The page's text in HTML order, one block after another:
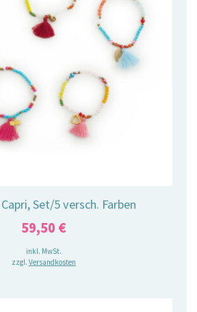
Set/5 versch. Farben
59,50 €
inkl. MwSt.
zzgl. Versandkosten